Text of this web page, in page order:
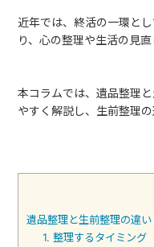
近年では、終活の一環と
り、心の整理や生活の見
本コラムでは、遺品整理
やすく解説し、生前整理
遺品整理と生前整理の違い
1. 整理するタイミング